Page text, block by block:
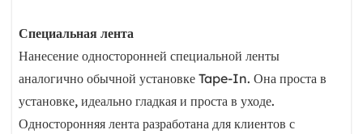
Специальная лента
Нанесение односторонней специальной ленты
аналогично обычной установке Tape-In. Она проста в
установке, идеально гладкая и проста в уходе.
Односторонняя лента разработана для клиентов с